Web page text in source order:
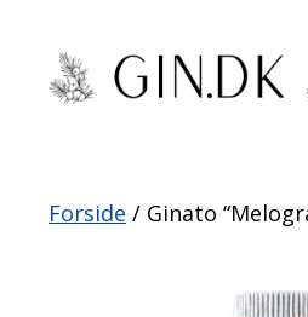
indhold
Forside / Ginato